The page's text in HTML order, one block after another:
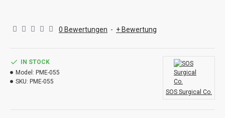
0 Bewertungen - + Bewertung
IN STOCK
Model: PME-055
SKU: PME-055
SOS Surgical Co.